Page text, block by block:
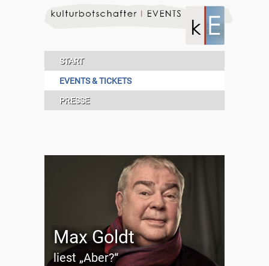
START
EVENTS & TICKETS
PRESSE
Max Goldt
liest „Aber?“